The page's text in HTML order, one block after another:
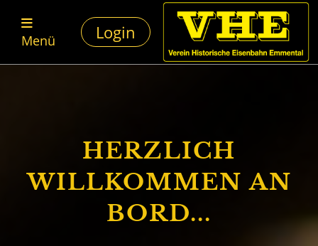
Login
Menü
HERZLICH
WILLKOMMEN AN
BORD...